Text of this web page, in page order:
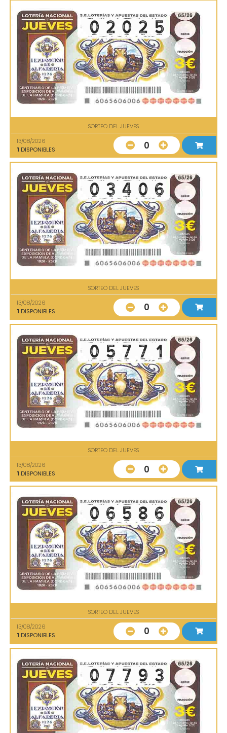
SORTEO DEL JUEVES
13/08/2026
1 DISPONIBLES 0
SORTEO DEL JUEVES
13/08/2026
1 DISPONIBLES 0
SORTEO DEL JUEVES
13/08/2026
1 DISPONIBLES 0
SORTEO DEL JUEVES
13/08/2026
1 DISPONIBLES 0